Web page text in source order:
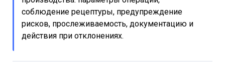
соблюдение рецептуры, предупреждение
рисков, прослеживаемость, документацию и
действия при отклонениях.